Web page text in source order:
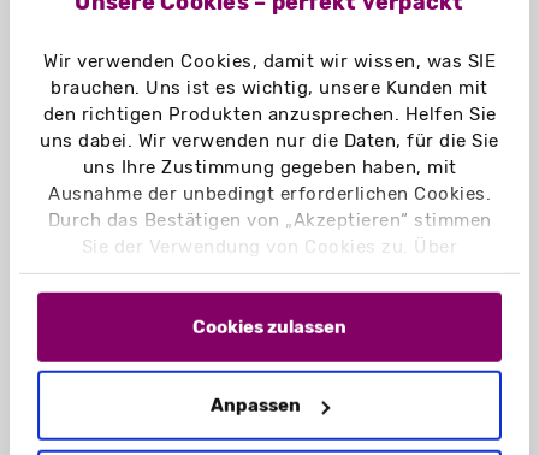
Wir verwenden Cookies, damit wir wissen, was SIE
brauchen. Uns ist es wichtig, unsere Kunden mit
den richtigen Produkten anzusprechen. Helfen Sie
uns dabei. Wir verwenden nur die Daten, für die Sie
uns Ihre Zustimmung gegeben haben, mit
Ausnahme der unbedingt erforderlichen Cookies.
Durch das Bestätigen von „Akzeptieren“ stimmen
Sie der Verwendung von Cookies zu. Über
„Einstellungen“ können Sie auswählen, welche
Cookies Sie zulassen. Hier finden Sie unser
und unsereDatenschutzerklärung
Cookies zulassen
Anpassen
wachsende Zielgruppe an, die Wert auf